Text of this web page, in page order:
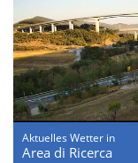
Aktuelles Wetter in
Area di Ricerca